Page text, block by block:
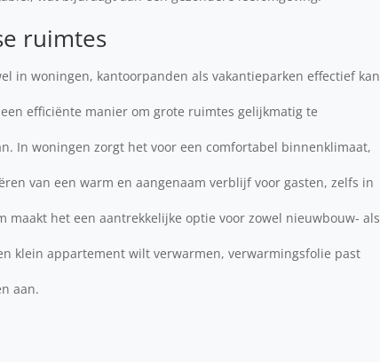
ruimtes
in woningen, kantoorpanden als vakantieparken effectief kan
efficiënte manier om grote ruimtes gelijkmatig te
In woningen zorgt het voor een comfortabel binnenklimaat,
van een warm en aangenaam verblijf voor gasten, zelfs in
het een aantrekkelijke optie voor zowel nieuwbouw- als
klein appartement wilt verwarmen, verwarmingsfolie past
aan.